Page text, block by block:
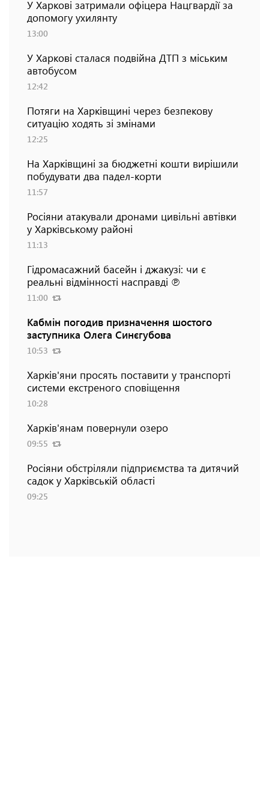
У Харкові затримали офіцера Нацгвардії за
допомогу ухилянту
13:00
У Харкові сталася подвійна ДТП з міським
автобусом
12:42
Потяги на Харківщині через безпекову
ситуацію ходять зі змінами
12:25
На Харківщині за бюджетні кошти вирішили
побудувати два падел-корти
11:57
Росіяни атакували дронами цивільні автівки
у Харківському районі
11:13
Гідромасажний басейн і джакузі: чи є
реальні відмінності насправді ℗
11:00
Кабмін погодив призначення шостого
заступника Олега Синєгубова
10:53
Харків'яни просять поставити у транспорті
системи екстреного сповіщення
10:28
Харків'янам повернули озеро
09:55
Росіяни обстріляли підприємства та дитячий
садок у Харківській області
09:25